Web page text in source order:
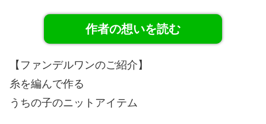
作者の想いを読む
【ファンデルワンのご紹介】
糸を編んで作る
うちの子のニットアイテム